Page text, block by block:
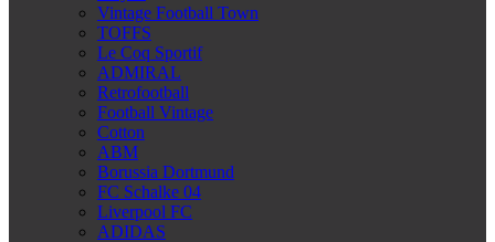
Vintage Football Town
TOFFS
Le Coq Sportif
ADMIRAL
Retrofootball
Football Vintage
Cotton
ABM
Borussia Dortmund
FC Schalke 04
Liverpool FC
ADIDAS